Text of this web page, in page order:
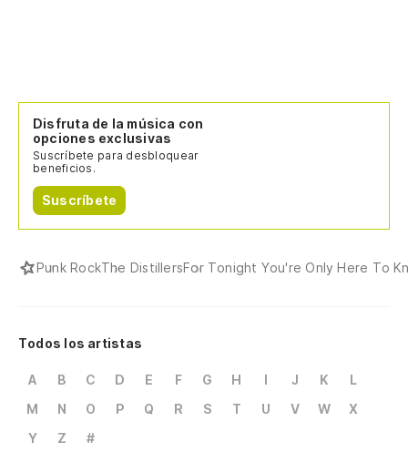
Disfruta de la música con
opciones exclusivas
Suscríbete para desbloquear
beneficios.
Suscríbete
Punk RockThe DistillersFor Tonight You're Only Here To
Todos los artistas
A B C D E F G H I J K
L
M
N O P Q R S T U V W
X
Y
Z #